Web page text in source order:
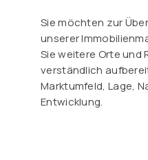
Sie möchten zur
unserer
Sie weitere Orte und
verständlich
Marktumfeld, Lage,
Entwicklung.